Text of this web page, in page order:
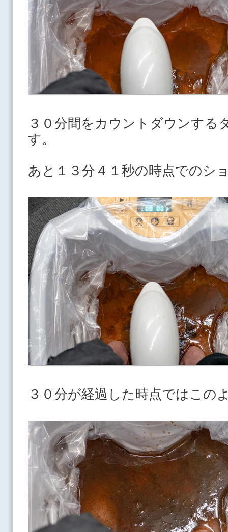
３０分間をカウントダウンする
す。
あと１３分４１秒の時点でのシ
３０分が経過した時点ではこ